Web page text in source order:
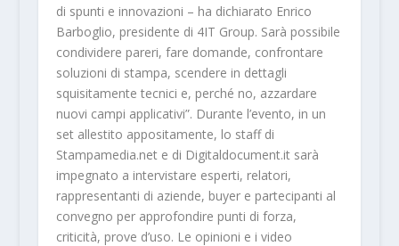
di spunti e innovazioni – ha dichiarato Enrico
Barboglio, presidente di 4IT Group. Sarà possibile
condividere pareri, fare domande, confrontare
soluzioni di stampa, scendere in dettagli
squisitamente tecnici e, perché no, azzardare
nuovi campi applicativi”. Durante l’evento, in un
set allestito appositamente, lo staff di
Stampamedia.net e di Digitaldocument.it sarà
impegnato a intervistare esperti, relatori,
rappresentanti di aziende, buyer e partecipanti al
convegno per approfondire punti di forza,
criticità, prove d’uso. Le opinioni e i video